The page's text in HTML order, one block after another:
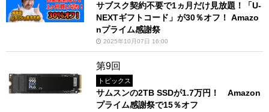
サブスク契約不要で1ヵ月だけ見放題！「U-
NEXTギフトコード」が30％オフ！ Amazo
nプライム感謝祭
2025年10月07日 16:00
第9回
トピックス
サムスンの2TB SSDが1.7万円！ Amazon
プライム感謝祭で15％オフ